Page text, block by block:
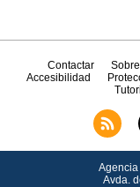
Contactar
Accesibilidad
Avda.